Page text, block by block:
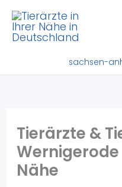
Zum
Inhalt
springen
sachsen-
Tierärzte &
Nähe